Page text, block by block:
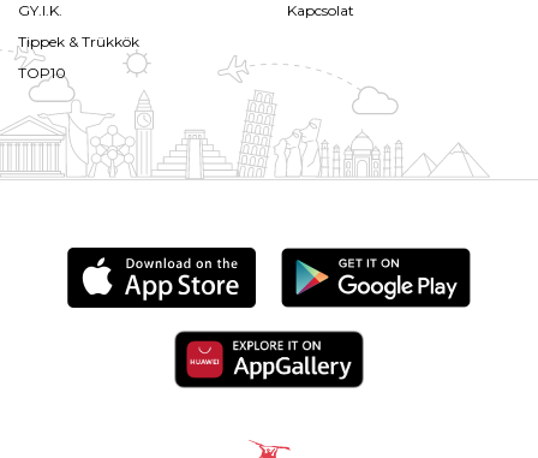
GY.I.K.
Tippek & Trükkök
TOP10
Kapcsolat